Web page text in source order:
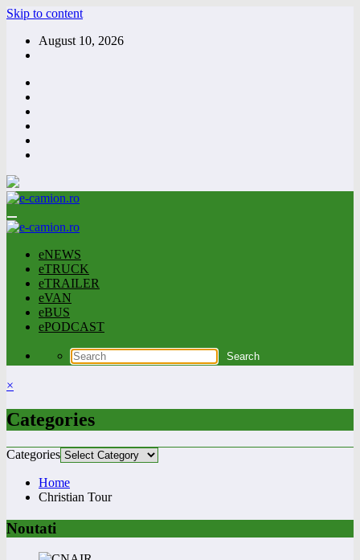
Skip to content
August 10, 2026
eNEWS
eTRUCK
eTRAILER
eVAN
eBUS
ePODCAST
×
Categories
Categories
Home
Christian Tour
Noutati